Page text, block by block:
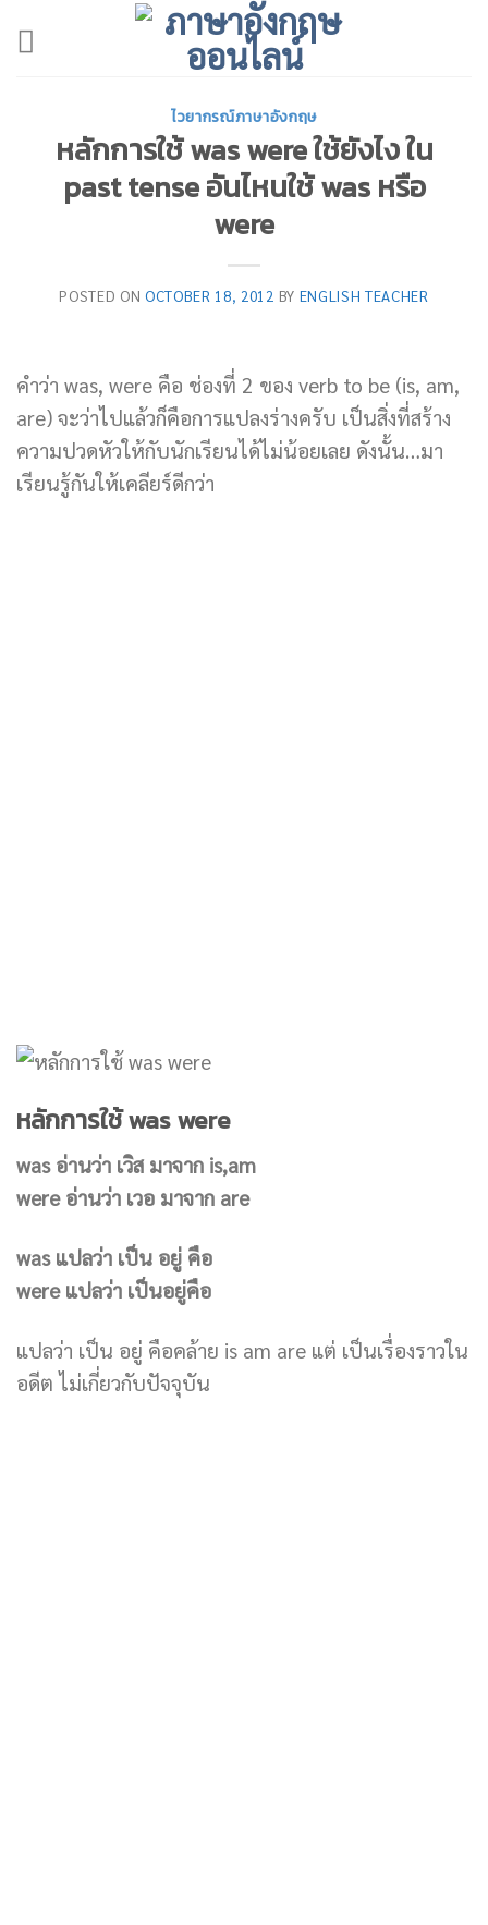
ไวยากรณ์ภาษาอังกฤษ
หลักการใช้ was were ใช้ยังไง ใน
past tense อันไหนใช้ was หรือ
were
POSTED ONOCTOBER 18, 2012 BY ENGLISH TEACHER
คำว่า was, were คือ ช่องที่ 2 ของ verb to be (is, am,
are) จะว่าไปแล้วก็คือการแปลงร่างครับ เป็นสิ่งที่สร้าง
ความปวดหัวให้กับนักเรียนได้ไม่น้อยเลย ดังนั้น…มา
เรียนรู้กันให้เคลียร์ดีกว่า
หลักการใช้ was were
was อ่านว่า เวิส มาจาก is,am
were อ่านว่า เวอ มาจาก are
was แปลว่า เป็น อยู่ คือ
were แปลว่า เป็นอยู่คือ
แปลว่า เป็น อยู่ คือคล้าย is am are แต่ เป็นเรื่องราวใน
อดีต ไม่เกี่ยวกับปัจจุบัน